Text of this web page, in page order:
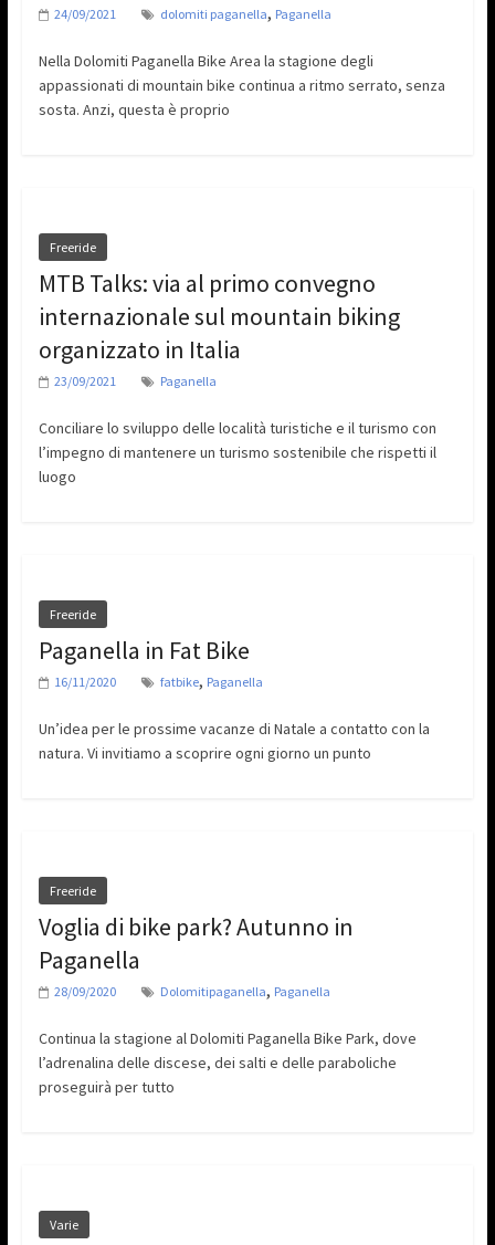
24/09/2021 dolomiti paganella, Paganella
Nella Dolomiti Paganella Bike Area la stagione degli
appassionati di mountain bike continua a ritmo serrato, senza
sosta. Anzi, questa è proprio
Freeride
MTB Talks: via al primo convegno
internazionale sul mountain biking
organizzato in Italia
23/09/2021 Paganella
Conciliare lo sviluppo delle località turistiche e il turismo con
l’impegno di mantenere un turismo sostenibile che rispetti il
luogo
Freeride
Paganella in Fat Bike
16/11/2020 fatbike, Paganella
Un’idea per le prossime vacanze di Natale a contatto con la
natura. Vi invitiamo a scoprire ogni giorno un punto
Freeride
Voglia di bike park? Autunno in
Paganella
28/09/2020 Dolomitipaganella, Paganella
Continua la stagione al Dolomiti Paganella Bike Park, dove
l’adrenalina delle discese, dei salti e delle paraboliche
proseguirà per tutto
Varie